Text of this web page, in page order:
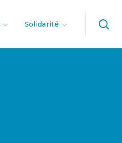
Solidarité